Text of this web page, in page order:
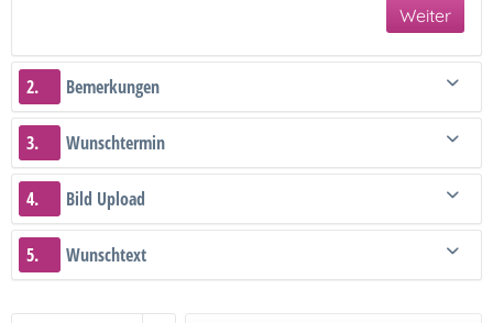
Weiter
2. Bemerkungen
3. Wunschtermin
4. Bild Upload
5. Wunschtext